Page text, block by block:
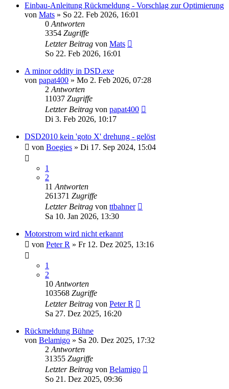
Einbau-Anleitung Rückmeldung - Vorschlag zur Optimierung
von Mats » So 22. Feb 2026, 16:01
0 Antworten
3354 Zugriffe
Letzter Beitrag von Mats
So 22. Feb 2026, 16:01
A minor oddity in DSD.exe
von papat400 » Mo 2. Feb 2026, 07:28
2 Antworten
11037 Zugriffe
Letzter Beitrag von papat400
Di 3. Feb 2026, 10:17
DSD2010 kein 'goto X' drehung - gelöst
von Boegies » Di 17. Sep 2024, 15:04
1
2
11 Antworten
261371 Zugriffe
Letzter Beitrag von ttbahner
Sa 10. Jan 2026, 13:30
Motorstrom wird nicht erkannt
von Peter R » Fr 12. Dez 2025, 13:16
1
2
10 Antworten
103568 Zugriffe
Letzter Beitrag von Peter R
Sa 27. Dez 2025, 16:20
Rückmeldung Bühne
von Belamigo » Sa 20. Dez 2025, 17:32
2 Antworten
31355 Zugriffe
Letzter Beitrag von Belamigo
So 21. Dez 2025, 09:36